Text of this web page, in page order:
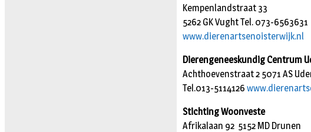
Kempenlandstraat 33
5262 GK Vught Tel. 073-6563631
www.dierenartsenoisterwijk.nl
Dierengeneeskundig Centrum
Achthoevenstraat 2 5071 AS
Tel.013-5114126
Stichting Woonveste
Afrikalaan 92 5152 MD Drunen